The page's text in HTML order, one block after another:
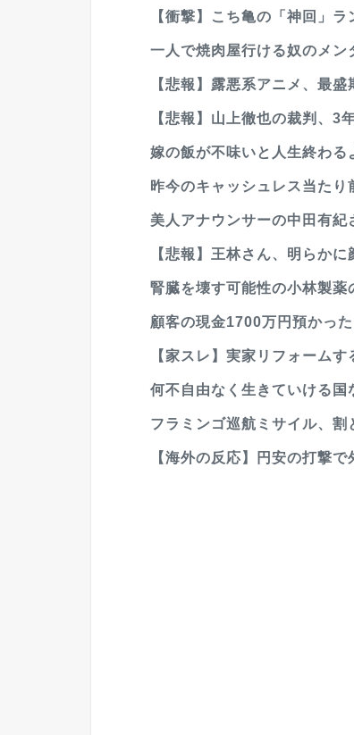
【衝撃】こち亀の「神回」
一人で焼肉屋行ける奴のメン
【悲報】露悪系アニメ、最盛
【悲報】山上徹也の裁判、3
嫁の飯が不味いと人生終わる
昨今のキャッシュレス当た
美人アナウンサーの中田有紀
【悲報】王林さん、明らか
腎臓を壊す可能性の小林製
顧客の現金1700万円預かっ
【家スレ】実家リフォーム
何不自由なく生きていける
フラミンゴ巡航ミサイル、
【海外の反応】円安の打撃